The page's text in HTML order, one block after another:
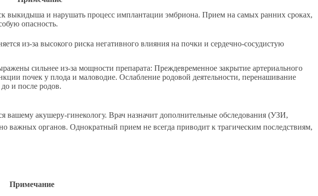
выкидыша и нарушать процесс имплантации эмбриона. Прием на самых ранних сроках,
опасность.
из-за высокого риска негативного влияния на почки и сердечно-сосудистую
сильнее из-за мощности препарата: Преждевременное закрытие артериального
почек у плода и маловодие. Ослабление родовой деятельности, перенашивание
и после родов.
акушеру-гинекологу. Врач назначит дополнительные обследования (УЗИ,
важных органов. Однократный прием не всегда приводит к трагическим последствиям,
Примечание